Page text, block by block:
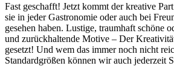
Fast geschafft! Jetzt kommt der kreative
sie in jeder Gastronomie oder auch bei
gesehen haben. Lustige, traumhaft schöne
und zurückhaltende Motive – Der
gesetzt! Und wem das immer noch nicht
Standardgrößen können wir auch jederzeit